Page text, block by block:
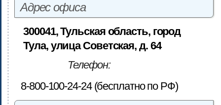
Адрес офиса
300041, Тульская область, город
Тула, улица Советская, д. 64
Телефон:
8-800-100-24-24 (бесплатно по РФ)